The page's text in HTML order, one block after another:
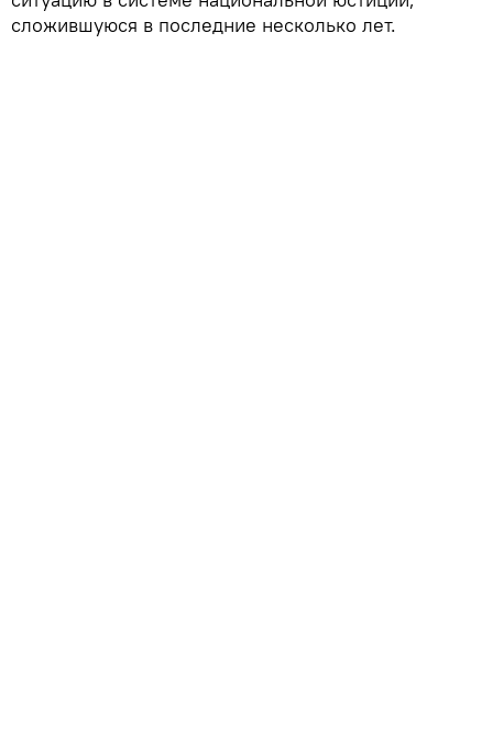
сложившуюся в последние несколько лет.